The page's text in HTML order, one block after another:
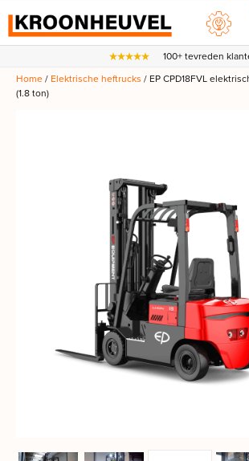
100+ tevreden
Home/ Elektrische heftrucks / EP CPD18FVL
(1.8 ton)